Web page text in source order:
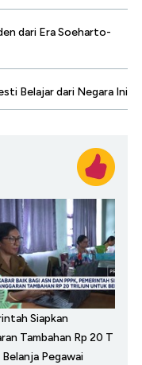
dari Era Soeharto-
Belajar dari Negara Ini
Siapkan
Tambahan Rp 20 T
Pegawai